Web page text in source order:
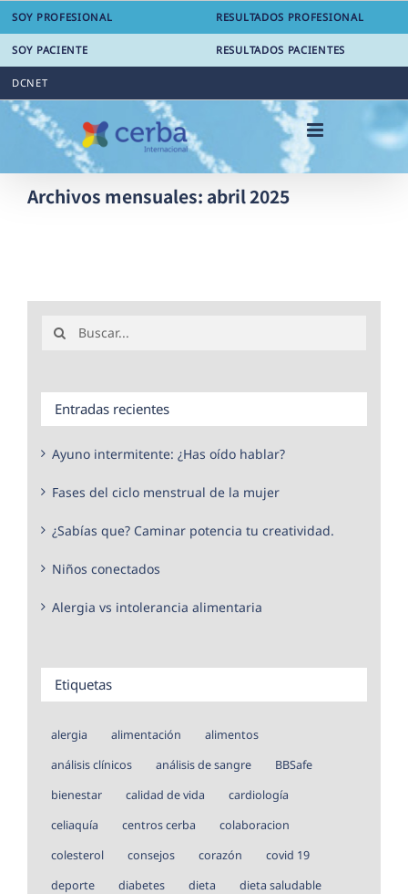
Saltar
contenido
SOY PROFESIONAL RESULTADOS PROFESIONAL
SOY PACIENTE RESULTADOS PACIENTES
DCNET
Archivos mensuales: abril 2025
Entradas recientes
Ayuno intermitente: ¿Has oído hablar?
Fases del ciclo menstrual de la mujer
¿Sabías que? Caminar potencia tu creatividad.
Niños conectados
Alergia vs intolerancia alimentaria
Etiquetas
alergia alimentación
alimentos
análisis clínicos
análisis de sangre
BBSafe
bienestar
calidad de vida
cardiología
celiaquía
centros cerba
colaboracion
colesterol
consejos corazón
covid 19
deporte
diabetes dieta
dieta saludable